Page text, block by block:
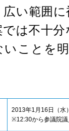
広い範囲
では不十
いことを
2013年1月16日（
※12:30から参議院議